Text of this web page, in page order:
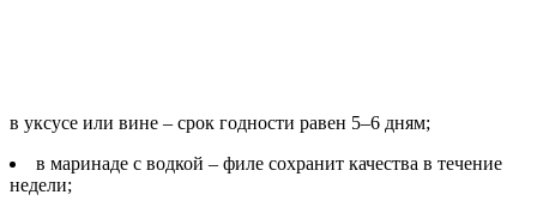
в уксусе или вине – срок годности равен 5–6 дням;
в маринаде с водкой – филе сохранит качества в течение
недели;